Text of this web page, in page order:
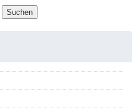
Suchen